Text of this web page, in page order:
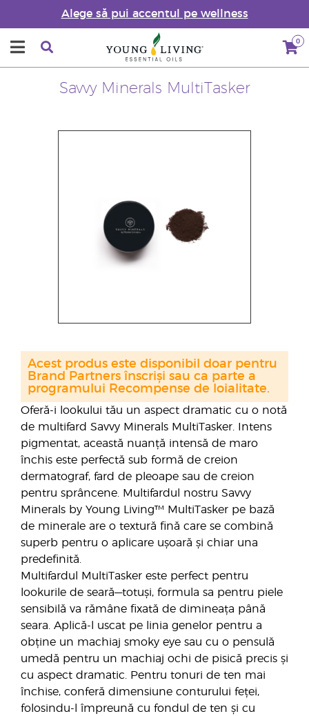
Alege să pui accentul pe wellness
0
Savvy Minerals MultiTasker
Oferă-i lookului tău un aspect dramatic cu o notă
de multifard Savvy Minerals MultiTasker. Intens
pigmentat, această nuanță intensă de maro
închis este perfectă sub formă de creion
dermatograf, fard de pleoape sau de creion
pentru sprâncene. Multifardul nostru Savvy
Minerals by Young Living™ MultiTasker pe bază
de minerale are o textură fină care se combină
superb pentru o aplicare ușoară și chiar una
predefinită.
Multifardul MultiTasker este perfect pentru
lookurile de seară—totuși, formula sa pentru piele
sensibilă va rămâne fixată de dimineața până
seara. Aplică-l uscat pe linia genelor pentru a
obține un machiaj smoky eye sau cu o pensulă
umedă pentru un machiaj ochi de pisică precis și
cu aspect dramatic. Pentru tonuri de ten mai
închise, conferă dimensiune conturului feței,
folosindu-l împreună cu fondul de ten și cu
Acest produs este disponibil doar pentru
Brand Partners înscriși sau ca parte a
programului Recompense de loialitate.